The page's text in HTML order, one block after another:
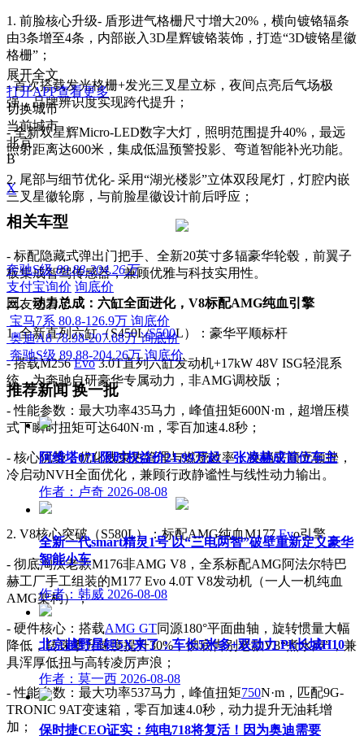
1. 前脸核心升级- 盾形进气格栅尺寸增大20%，横向镀铬辐条
由3条增至4条，内部嵌入3D星辉镀铬装饰，打造“3D镀铬星徽
格栅”；
- 首次搭载发光格栅+发光三叉星立标，夜间点亮后气场极
强，品牌辨识度实现跨代提升；
- 全新双星辉Micro-LED数字大灯，照明范围提升40%，最远
照射距离达600米，集成低温预警投影、弯道智能补光功能。
2. 尾部与细节优化- 采用“湖光楼影”立体双段尾灯，灯腔内嵌
三叉星徽轮廓，与前脸星徽设计前后呼应；
- 标配隐藏式弹出门把手、全新20英寸多辐豪华轮毂，前翼子
板集成智驾传感器，兼顾优雅与科技实用性。
三、动力总成：六缸全面进化，V8标配AMG纯血引擎
1. 全新直列六缸（S450L/S500L）：豪华平顺标杆
- 搭载M256Evo3.0T直列六缸发动机+17kW 48V ISG轻混系
统，为奔驰自研豪华专属动力，非AMG调校版；
- 性能参数：最大功率435马力，峰值扭矩600N·m，超增压模
式下瞬时扭矩可达640N·m，零百加速4.8秒；
- 核心优势：优化线束热管理与燃烧效率，换挡平顺无顿挫，
冷启动NVH全面优化，兼顾行政静谧性与线性动力输出。
2. V8核心突破（S580L）：标配AMG纯血M177Evo引擎
- 彻底淘汰老款M176非AMG V8，全系标配AMG阿法尔特巴
赫工厂手工组装的M177 Evo 4.0T V8发动机（一人一机纯血
AMG架构）；
- 硬件核心：搭载AMG GT同源180°平面曲轴，旋转惯量大幅
降低，转速攀升速度提升30%，彻底告别老款V8“煮水声”，兼
具浑厚低扭与高转凌厉声浪；
- 性能参数：最大功率537马力，峰值扭矩750N·m，匹配9G-
TRONIC 9AT变速箱，零百加速4.0秒，动力提升无油耗增
加；
展开全文
打开APP查看更多
切换城市
当前城市
北京
B
X
相关车型
奔驰S级 89.88-204.26万
支付宝询价 询底价
网友还看了
宝马7系 80.8-126.9万 询底价
奥迪A8 78.98-207.68万 询底价
奔驰S级 89.88-204.26万 询底价
推荐新闻换一批
阿维塔07L限时权益价21.99万起，张凌赫成首位车主
作者：卢奇 2026-08-08
全新一代smart精灵1号 以“三电两智”破壁重新定义豪华
智能小车
作者：韩威 2026-08-08
北京越野星钽5X来了：车长5米多+双动力 Pk长城H10
作者：莫一西 2026-08-08
保时捷CEO证实：纯电718将复活！因为奥迪需要